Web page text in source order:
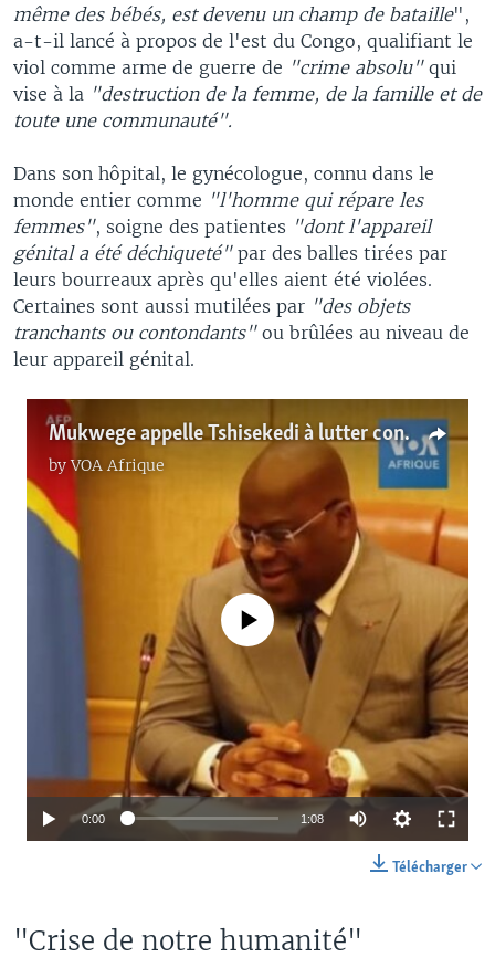
même des bébés, est devenu un champ de bataille",
a-t-il lancé à propos de l'est du Congo, qualifiant le
viol comme arme de guerre de "crime absolu"qui
vise à la "destruction de la femme, de la famille et de
toute une communauté".
Dans son hôpital, le gynécologue, connu dans le
monde entier comme "l'homme qui répare les
femmes", soigne des patientes "dont l'appareil
génital a été déchiqueté"par des balles tirées par
leurs bourreaux après qu'elles aient été violées.
Certaines sont aussi mutilées par "des objets
tranchants ou contondants"ou brûlées au niveau de
leur appareil génital.
Mukwege appelle Tshisekedi à lutter contre l'impunité en RDC
byVOA Afrique
No media source currently available
0:00 1:08
Télécharger
"Crise de notre humanité"